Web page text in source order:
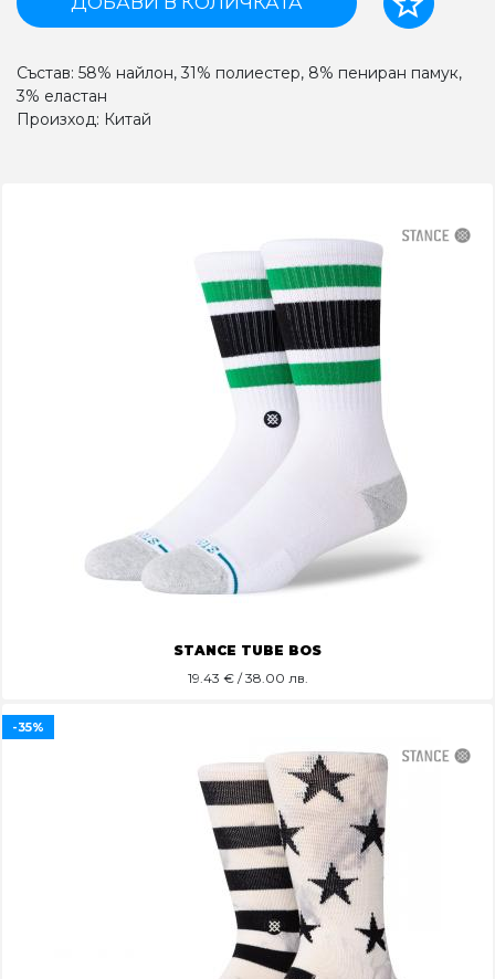
Състав: 58% найлон, 31% полиестер, 8% пениран памук,
3% еластан
Произход: Китай
STANCE TUBE BOS
19.43 € / 38.00 лв.
-35%